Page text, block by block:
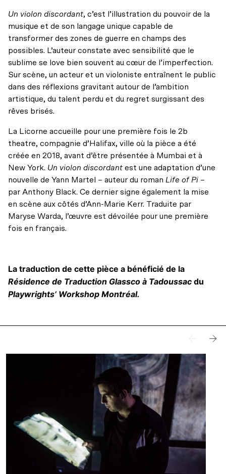
Un violon discordant, c’est l’illustration du pouvoir de la
musique et de son langage unique capable de
transformer des zones de guerre en champs des
possibles. L’auteur constate avec sensibilité que le
sublime se love bien souvent au cœur de l’imperfection.
Sur scène, un acteur et un violoniste entraînent le public
dans des réflexions gravitant autour de l’ambition
artistique, du talent perdu et du regret surgissant des
rêves brisés.
La Licorne accueille pour une première fois le 2b
theatre, compagnie d’Halifax, ville où la pièce a été
créée en 2018, avant d’être présentée à Mumbai et à
New York. Un violon discordant est une adaptation d’une
nouvelle de Yann Martel – auteur du roman Life of Pi –
par Anthony Black. Ce dernier signe également la mise
en scène aux côtés d’Ann-Marie Kerr. Traduite par
Maryse Warda, l’œuvre est dévoilée pour une première
fois en français.
La traduction de cette pièce a bénéficié de la
Résidence de Traduction Glassco à Tadoussac du
Playwrights’ Workshop Montréal.